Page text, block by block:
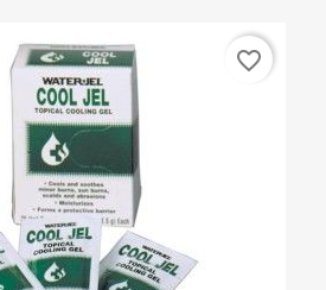
favorite_border